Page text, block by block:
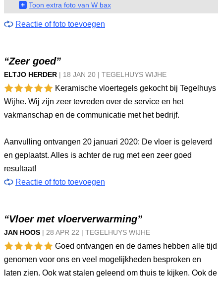
+ Toon extra foto van W bax
Reactie of foto toevoegen
“Zeer goed”
ELTJO HERDER | 18 JAN 20 | TEGELHUYS WIJHE
Keramische vloertegels gekocht bij Tegelhuys
Wijhe. Wij zijn zeer tevreden over de service en het
vakmanschap en de communicatie met het bedrijf.
Aanvulling ontvangen 20 januari 2020: De vloer is geleverd
en geplaatst. Alles is achter de rug met een zeer goed
resultaat!
Reactie of foto toevoegen
“Vloer met vloerverwarming”
JAN HOOS | 28 APR 22 | TEGELHUYS WIJHE
Goed ontvangen en de dames hebben alle tijd
genomen voor ons en veel mogelijkheden besproken en
laten zien. Ook wat stalen geleend om thuis te kijken. Ook de